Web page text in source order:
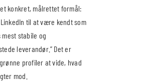
konkret, målrettet formål:
til at være kendt som
mest stabile og
leverandør.” Det er
profiler at vide, hvad
mod.